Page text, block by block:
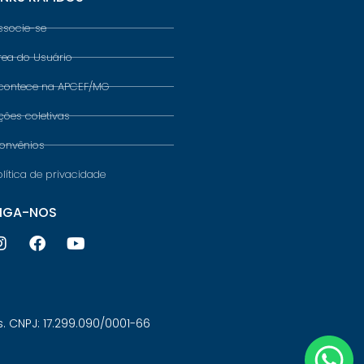
se
do Usuário
na APCEF/MG
coletivas
de privacidade
NOS
17.299.090/0001-66